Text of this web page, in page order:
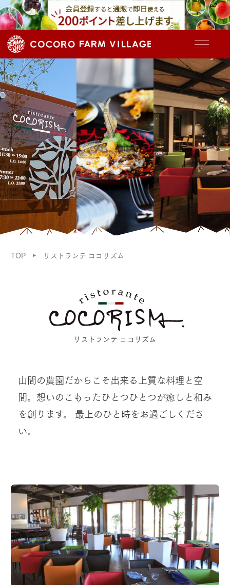
TOP リストランテ ココリズム
リストランテ ココリズム
山間の農園だからこそ出来る上質な料理と空
間。 想いのこもったひとつひとつが癒しと和み
を創ります。 最上のひと時をお過ごしくださ
い。